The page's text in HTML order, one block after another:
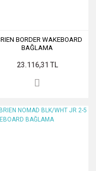
BORDER WAKEBOARD
BAĞLAMA
23.116,31 TL